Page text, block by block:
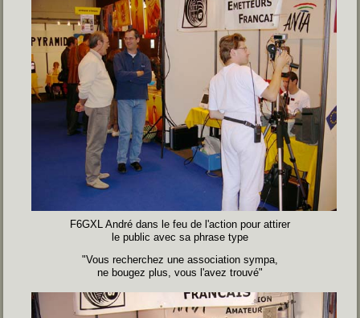
F6GXL André dans le feu de l'action pour attirer
le public avec sa phrase type
"Vous recherchez une association sympa,
ne bougez plus, vous l'avez trouvé"